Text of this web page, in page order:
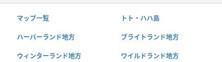
マップ一覧 トト・ハハ島
ハーバーランド地方 ブライトランド地方
ウィンターランド地方 ワイルドランド地方